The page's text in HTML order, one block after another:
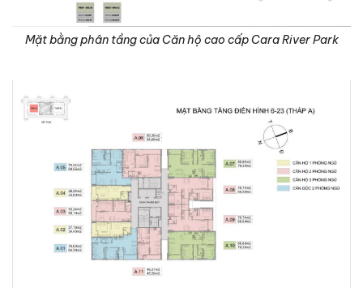
Mặt bằng phân tầng của Căn hộ cao cấp Cara River Park